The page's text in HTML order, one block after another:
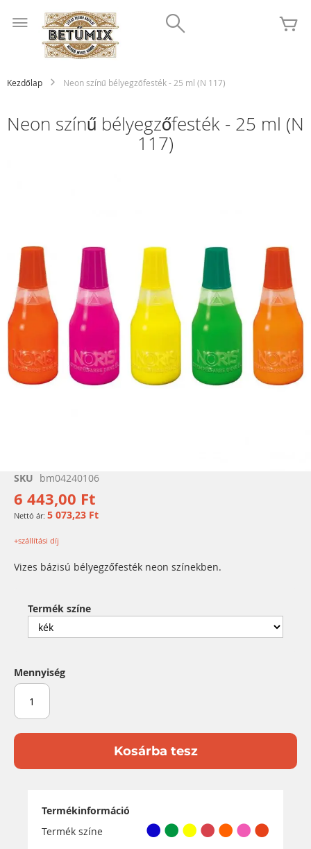
tartalomhoz
Kezdőlap Neon színű bélyegzőfesték - 25 ml (N 117)
Neon színű bélyegzőfesték - 25 ml (N
117)
Ugrás
képgaléria
elejére
SKU bm04240106
6 443,00 Ft
5 073,23 Ft
+szállítási díj
Vizes bázisú bélyegzőfesték neon színekben.
Termék színe
Mennyiség
Kosárba tesz
Termékinformáció
Termék színe